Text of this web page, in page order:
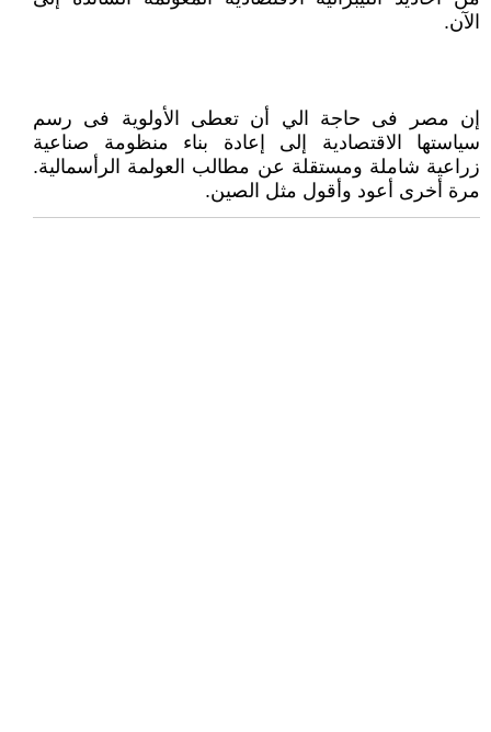
الآن.
إن مصر فى حاجة الي أن تعطى الأولوية فى رسم
سياستها الاقتصادية إلى إعادة بناء منظومة صناعية
زراعية شاملة ومستقلة عن مطالب العولمة الرأسمالية.
مرة أخرى أعود وأقول مثل الصين.